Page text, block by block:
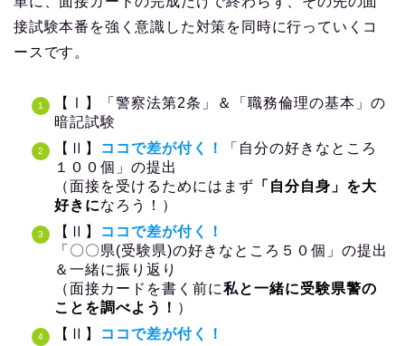
げたいという方を対象としています。
【Ⅰ】「警察法第２条」及び「職務倫理の基
【Ⅰ】送っていただいた下書きをベースに、全
項目に「模範回答」を作ってお送りします。
【Ⅰ】最低限必要なアドバイスとコメントをお
付けします。
【Ⅰ】受験直前に「全力応援メール」をお送り
します。受験会場でお守りにお使いください
（どうぞ、あらかじめ受験日をお教えください
ませ。それに合わせてお送りいたします）。
※講座では『全模範回答集』をフル活用します。お手
元にお持ちください。